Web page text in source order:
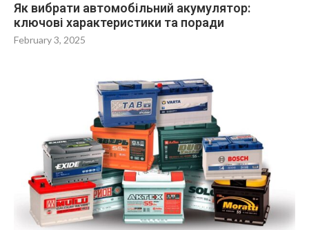
Як вибрати автомобільний акумулятор:
ключові характеристики та поради
February 3, 2025